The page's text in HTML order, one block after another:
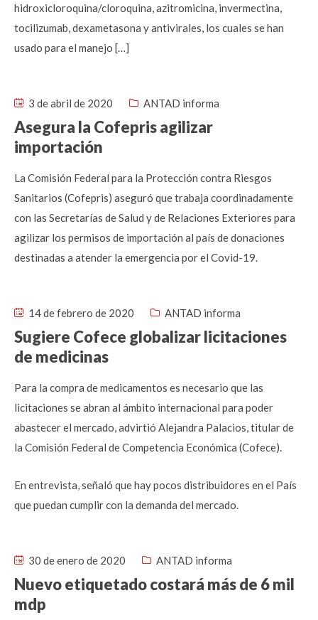
hidroxicloroquina/cloroquina, azitromicina, invermectina,
tocilizumab, dexametasona y antivirales, los cuales se han
usado para el manejo […]
3 de abril de 2020 ANTAD informa
Asegura la Cofepris agilizar
importación
La Comisión Federal para la Protección contra Riesgos
Sanitarios (Cofepris) aseguró que trabaja coordinadamente
con las Secretarías de Salud y de Relaciones Exteriores para
agilizar los permisos de importación al país de donaciones
destinadas a atender la emergencia por el Covid-19.
14 de febrero de 2020 ANTAD informa
Sugiere Cofece globalizar licitaciones
de medicinas
Para la compra de medicamentos es necesario que las
licitaciones se abran al ámbito internacional para poder
abastecer el mercado, advirtió Alejandra Palacios, titular de
la Comisión Federal de Competencia Económica (Cofece).
En entrevista, señaló que hay pocos distribuidores en el País
que puedan cumplir con la demanda del mercado.
30 de enero de 2020 ANTAD informa
Nuevo etiquetado costará más de 6 mil
mdp